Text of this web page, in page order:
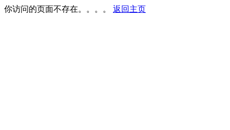
你访问的页面不存在。。。。 返回主页